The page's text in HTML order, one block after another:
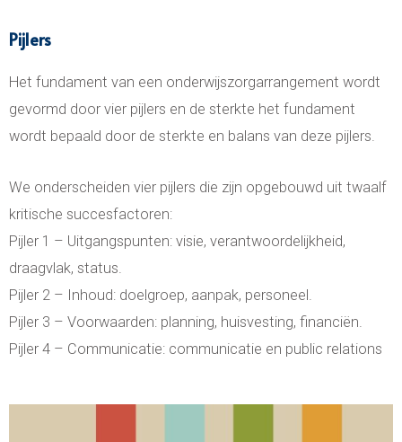
Pijlers
Het fundament van een onderwijszorgarrangement wordt
gevormd door vier pijlers en de sterkte het fundament
wordt bepaald door de sterkte en balans van deze pijlers.
We onderscheiden vier pijlers die zijn opgebouwd uit twaalf
kritische succesfactoren:
Pijler 1 – Uitgangspunten: visie, verantwoordelijkheid,
draagvlak, status.
Pijler 2 – Inhoud: doelgroep, aanpak, personeel.
Pijler 3 – Voorwaarden: planning, huisvesting, financiën.
Pijler 4 – Communicatie: communicatie en public relations